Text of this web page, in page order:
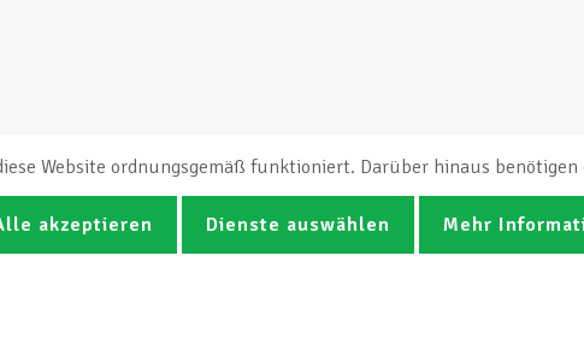
Website ordnungsgemäß funktioniert. Darüber hinaus
akzeptieren Dienste auswählen Mehr